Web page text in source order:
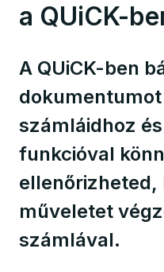
a QUiCK-
A QUiCK-ben
számláidhoz
funkcióval
ellenőrizheted,
műveletet
számlával.